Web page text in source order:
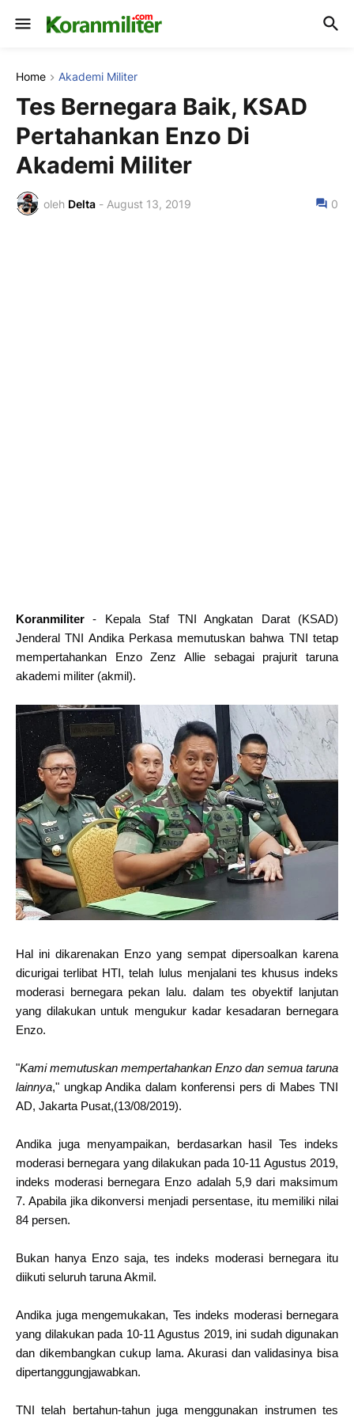
Home Akademi Militer
Tes Bernegara Baik, KSAD
Pertahankan Enzo Di
Akademi Militer
oleh Delta - August 13, 2019 0
Koranmiliter - Kepala Staf TNI Angkatan Darat (KSAD)
Jenderal TNI Andika Perkasa memutuskan bahwa TNI tetap
mempertahankan Enzo Zenz Allie sebagai prajurit taruna
akademi militer (akmil).
Hal ini dikarenakan Enzo yang sempat dipersoalkan karena
dicurigai terlibat HTI, telah lulus menjalani tes khusus indeks
moderasi bernegara pekan lalu. dalam tes obyektif lanjutan
yang dilakukan untuk mengukur kadar kesadaran bernegara
Enzo.
"Kami memutuskan mempertahankan Enzo dan semua taruna
lainnya," ungkap Andika dalam konferensi pers di Mabes TNI
AD, Jakarta Pusat,(13/08/2019).
Andika juga menyampaikan, berdasarkan hasil Tes indeks
moderasi bernegara yang dilakukan pada 10-11 Agustus 2019,
indeks moderasi bernegara Enzo adalah 5,9 dari maksimum
7. Apabila jika dikonversi menjadi persentase, itu memiliki nilai
84 persen.
Bukan hanya Enzo saja, tes indeks moderasi bernegara itu
diikuti seluruh taruna Akmil.
Andika juga mengemukakan, Tes indeks moderasi bernegara
yang dilakukan pada 10-11 Agustus 2019, ini sudah digunakan
dan dikembangkan cukup lama. Akurasi dan validasinya bisa
dipertanggungjawabkan.
TNI telah bertahun-tahun juga menggunakan instrumen tes